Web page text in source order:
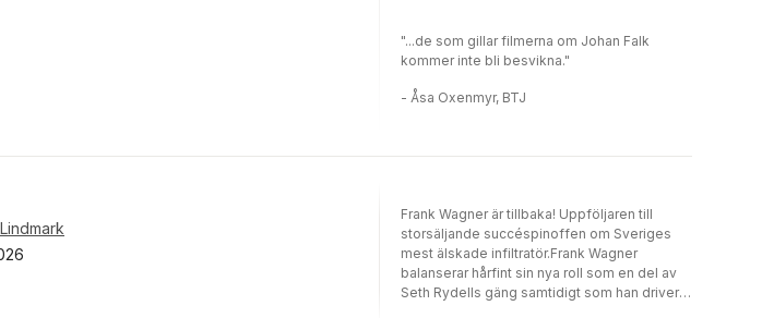
"...de som gillar filmerna om Johan Falk
kommer inte bli besvikna."
- Åsa Oxenmyr, BTJ
röster:
Frank Wagner är tillbaka! Uppföljaren till
storsäljande succéspinoffen om Sveriges
mest älskade infiltratör.Frank Wagner
balanserar hårfint sin nya roll som en del av
Seth Rydells gäng samtidigt som han driver